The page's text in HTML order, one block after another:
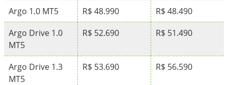
Argo 1.0 MT5
R$ 48.990
R$ 48.490
Argo Drive 1.0
MT5
R$ 52.690 R$ 51.490
Argo Drive 1.3
MT5
R$ 53.690 R$ 56.590